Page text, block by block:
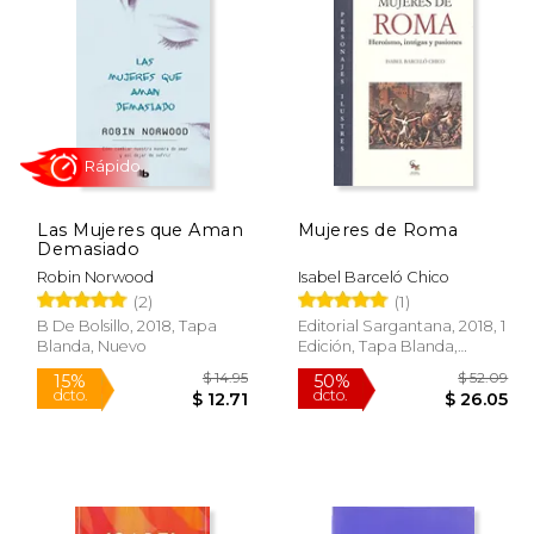
50% 40%
dcto.
Las Mujeres que Aman
Demasiado
Robin Norwood
(2)
B De Bolsillo, 2018, Tapa
Blanda, Nuevo
Mujeres de Roma
Isabel Barceló Chico
(1)
Editorial Sargantana, 2018, 1
Edición, Tapa Blanda,
Nuevo